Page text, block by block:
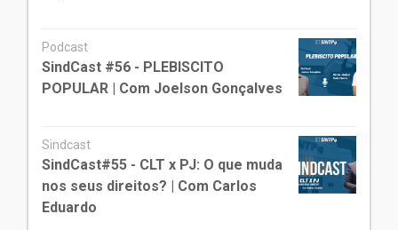
Podcast
SindCast #56 - PLEBISCITO
POPULAR | Com Joelson Gonçalves
Sindcast
SindCast#55 - CLT x PJ: O que muda
nos seus direitos? | Com Carlos
Eduardo